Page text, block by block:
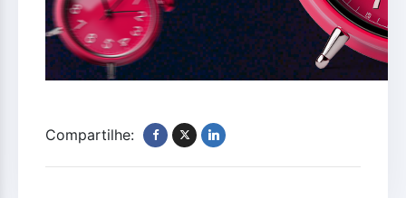
Compartilhe: